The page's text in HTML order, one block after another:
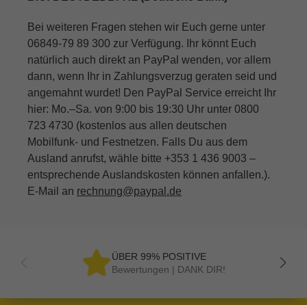
Bei weiteren Fragen stehen wir Euch gerne unter
06849-79 89 300 zur Verfügung. Ihr könnt Euch
natürlich auch direkt an PayPal wenden, vor allem
dann, wenn Ihr in Zahlungsverzug geraten seid und
angemahnt wurdet! Den PayPal Service erreicht Ihr
hier: Mo.–Sa. von 9:00 bis 19:30 Uhr unter 0800
723 4730 (kostenlos aus allen deutschen
Mobilfunk- und Festnetzen. Falls Du aus dem
Ausland anrufst, wähle bitte +353 1 436 9003 –
entsprechende Auslandskosten können anfallen.).
E-Mail an rechnung@paypal.de
ÜBER 99% POSITIVE
Bewertungen | DANK DIR!